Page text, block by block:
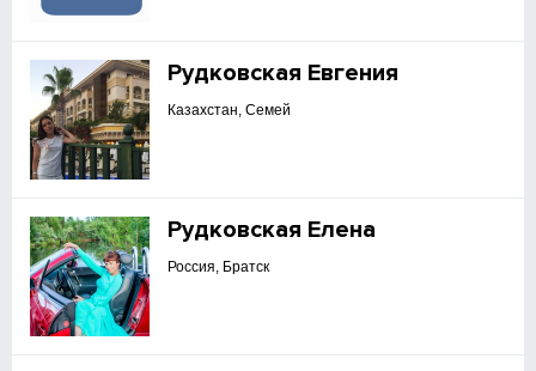
Рудковская Евгения
Казахстан, Семей
Рудковская Елена
Россия, Братск